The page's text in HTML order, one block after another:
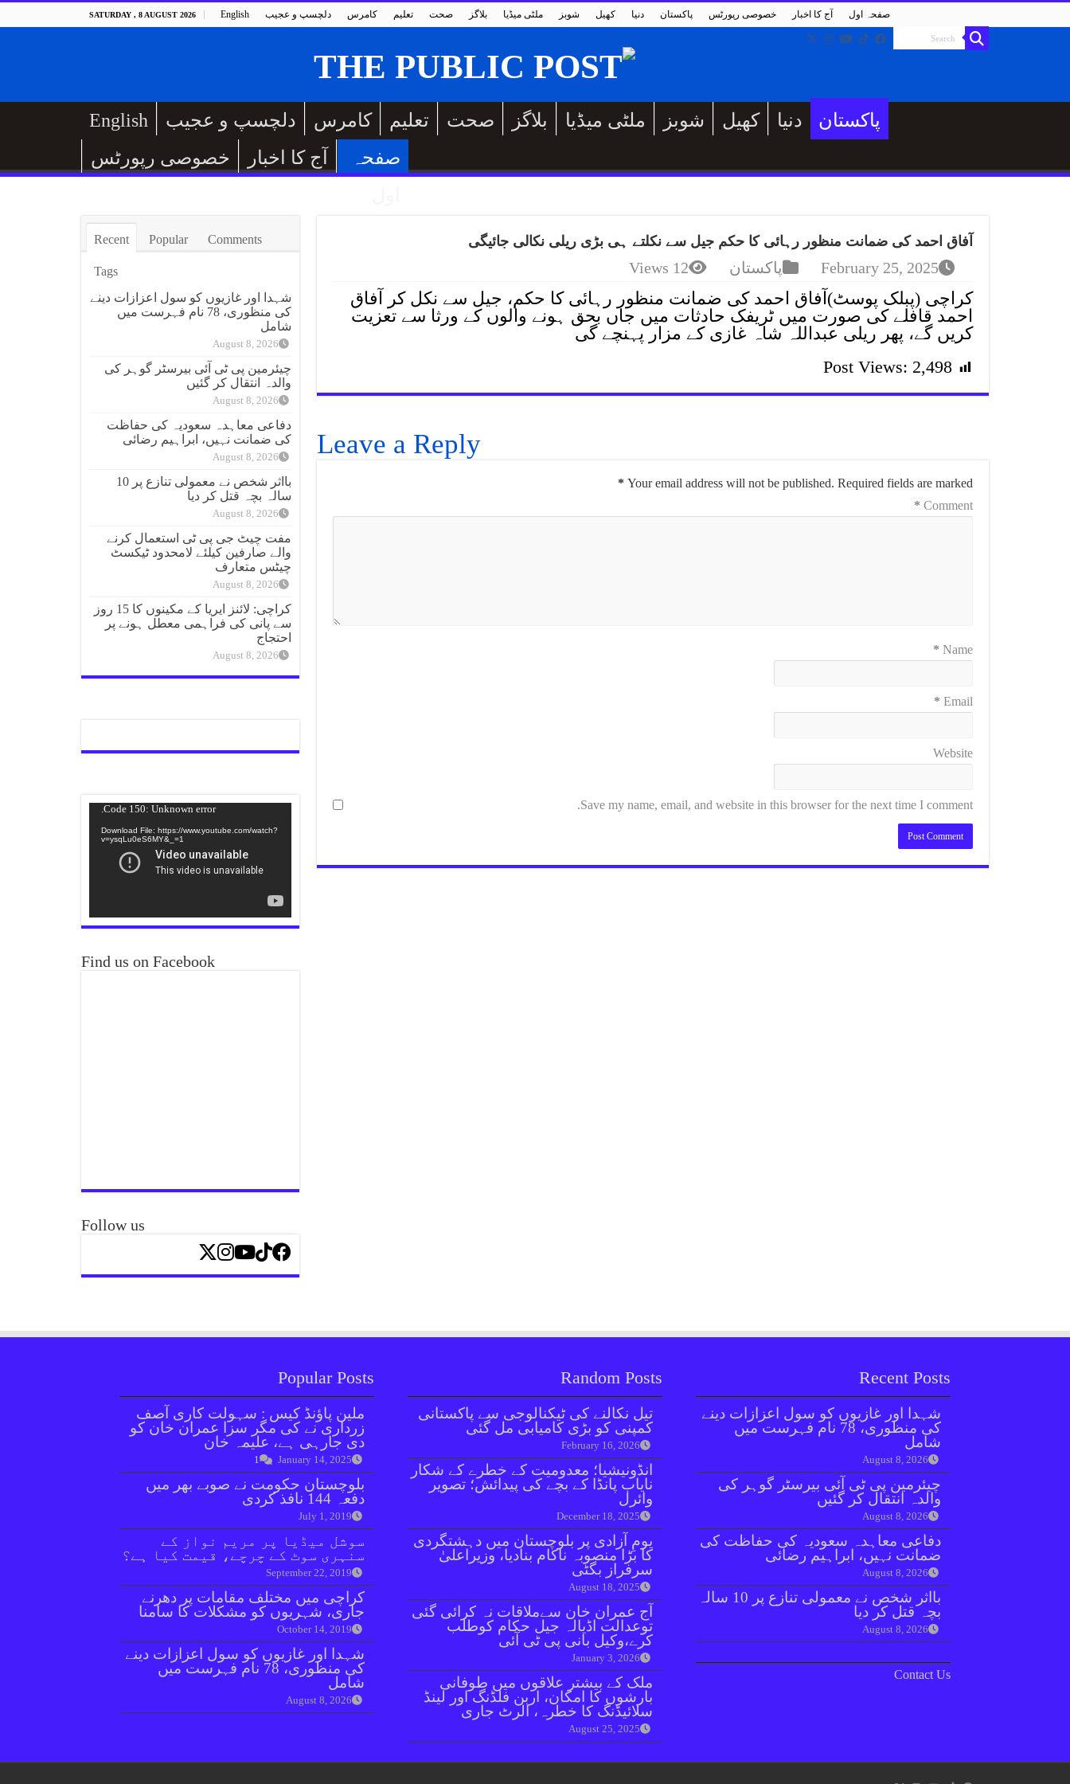
SATURDAY , 8 AUGUST 2026 English دلچسپ و عجیب کامرس تعلیم صحت بلاگز ملٹی میڈیا شوبز کھیل دنیا پاکستان خصوصی رپورٹس آج کا اخبار صفحہ اول
English دلچسپ و عجیب کامرس تعلیم صحت بلاگز ملٹی میڈیا شوبز کھیل دنیا
پاکستان
خصوصی رپورٹس
آج کا اخبار
صفحہ
آفاق احمد کی ضمانت منظور رہائی کا حکم جیل سے نکلتے ہی بڑی ریلی نکالی جائیگی
February 25, 2025 پاکستان 12 Views
کراچی (پبلک پوسٹ)آفاق احمد کی ضمانت منظور رہائی کا حکم، جیل سے نکل کر آفاق
احمد قافلے کی صورت میں ٹریفک حادثات میں جاں بحق ہونے والوں کے ورثا سے تعزیت
کریں گے، پھر ریلی عبداللہ شاہ غازی کے مزار پہنچے گی
Post Views: 2,498
Leave a Reply
Your email address will not be published. Required fields are marked
*
Comment
*
Name
*
Email
*
Website
Save my name, email, and website in this browser for the next time I comment.
Recent Popular Comments
Tags
شہدا اور غازیوں کو سول اعزازات دینے
کی منظوری، 78 نام فہرست میں
شامل
August 8, 2026
چیئرمین پی ٹی آئی بیرسٹر گوہر کی
والدہ انتقال کر گئیں
August 8, 2026
دفاعی معاہدہ سعودیہ کی حفاظت
کی ضمانت نہیں، ابراہیم رضائی
August 8, 2026
بااثر شخص نے معمولی تنازع پر 10
سالہ بچہ قتل کر دیا
August 8, 2026
مفت چیٹ جی پی ٹی استعمال کرنے
والے صارفین کیلئے لامحدود ٹیکسٹ
چیٹس متعارف
August 8, 2026
کراچی: لائنز ایریا کے مکینوں کا 15 روز
سے پانی کی فراہمی معطل ہونے پر
احتجاج
August 8, 2026
Code 150: Unknown error.
Download File: https://www.youtube.com/watch?
v=ysqLu0eS6MY&_=1
Find us on Facebook
Follow us
Popular Posts
ملین پاؤنڈ کیس : سہولت کاری آصف
زرداری نے کی مگر سزا عمران خان کو
دی جارہی ہے، علیمہ خان
January 14, 2025
1
بلوچستان حکومت نے صوبے بھر میں
دفعہ 144 نافذ کردی
July 1, 2019
سوشل میڈیا پر مریم نواز کے
سنہری سوٹ کے چرچے، قیمت کیا ہے؟
September 22, 2019
کراچی میں مختلف مقامات پر دھرنے
جاری، شہریوں کو مشکلات کا سامنا
October 14, 2019
شہدا اور غازیوں کو سول اعزازات دینے
کی منظوری، 78 نام فہرست میں
شامل
August 8, 2026
Random Posts
تیل نکالنے کی ٹیکنالوجی سے پاکستانی
کمپنی کو بڑی کامیابی مل گئی
February 16, 2026
انڈونیشیا؛ معدومیت کے خطرے کے شکار
نایاب پانڈا کے بچے کی پیدائش؛ تصویر
وائرل
December 18, 2025
یومِ آزادی پر بلوچستان میں دہشتگردی
کا بڑا منصوبہ ناکام بنادیا، وزیراعلیٰ
سرفراز بگٹی
August 18, 2025
آج عمران خان سےملاقات نہ کرائی گئی
توعدالت اڈیالہ جیل حکام کوطلب
کرے،وکیل بانی پی ٹی آئی
January 3, 2026
ملک کے بیشتر علاقوں میں طوفانی
بارشوں کا امکان، اربن فلڈنگ اور لینڈ
سلائیڈنگ کا خطرہ، الرٹ جاری
August 25, 2025
Recent Posts
شہدا اور غازیوں کو سول اعزازات دینے
کی منظوری، 78 نام فہرست میں
شامل
August 8, 2026
چیئرمین پی ٹی آئی بیرسٹر گوہر کی
والدہ انتقال کر گئیں
August 8, 2026
دفاعی معاہدہ سعودیہ کی حفاظت کی
ضمانت نہیں، ابراہیم رضائی
August 8, 2026
بااثر شخص نے معمولی تنازع پر 10 سالہ
بچہ قتل کر دیا
August 8, 2026
Contact Us